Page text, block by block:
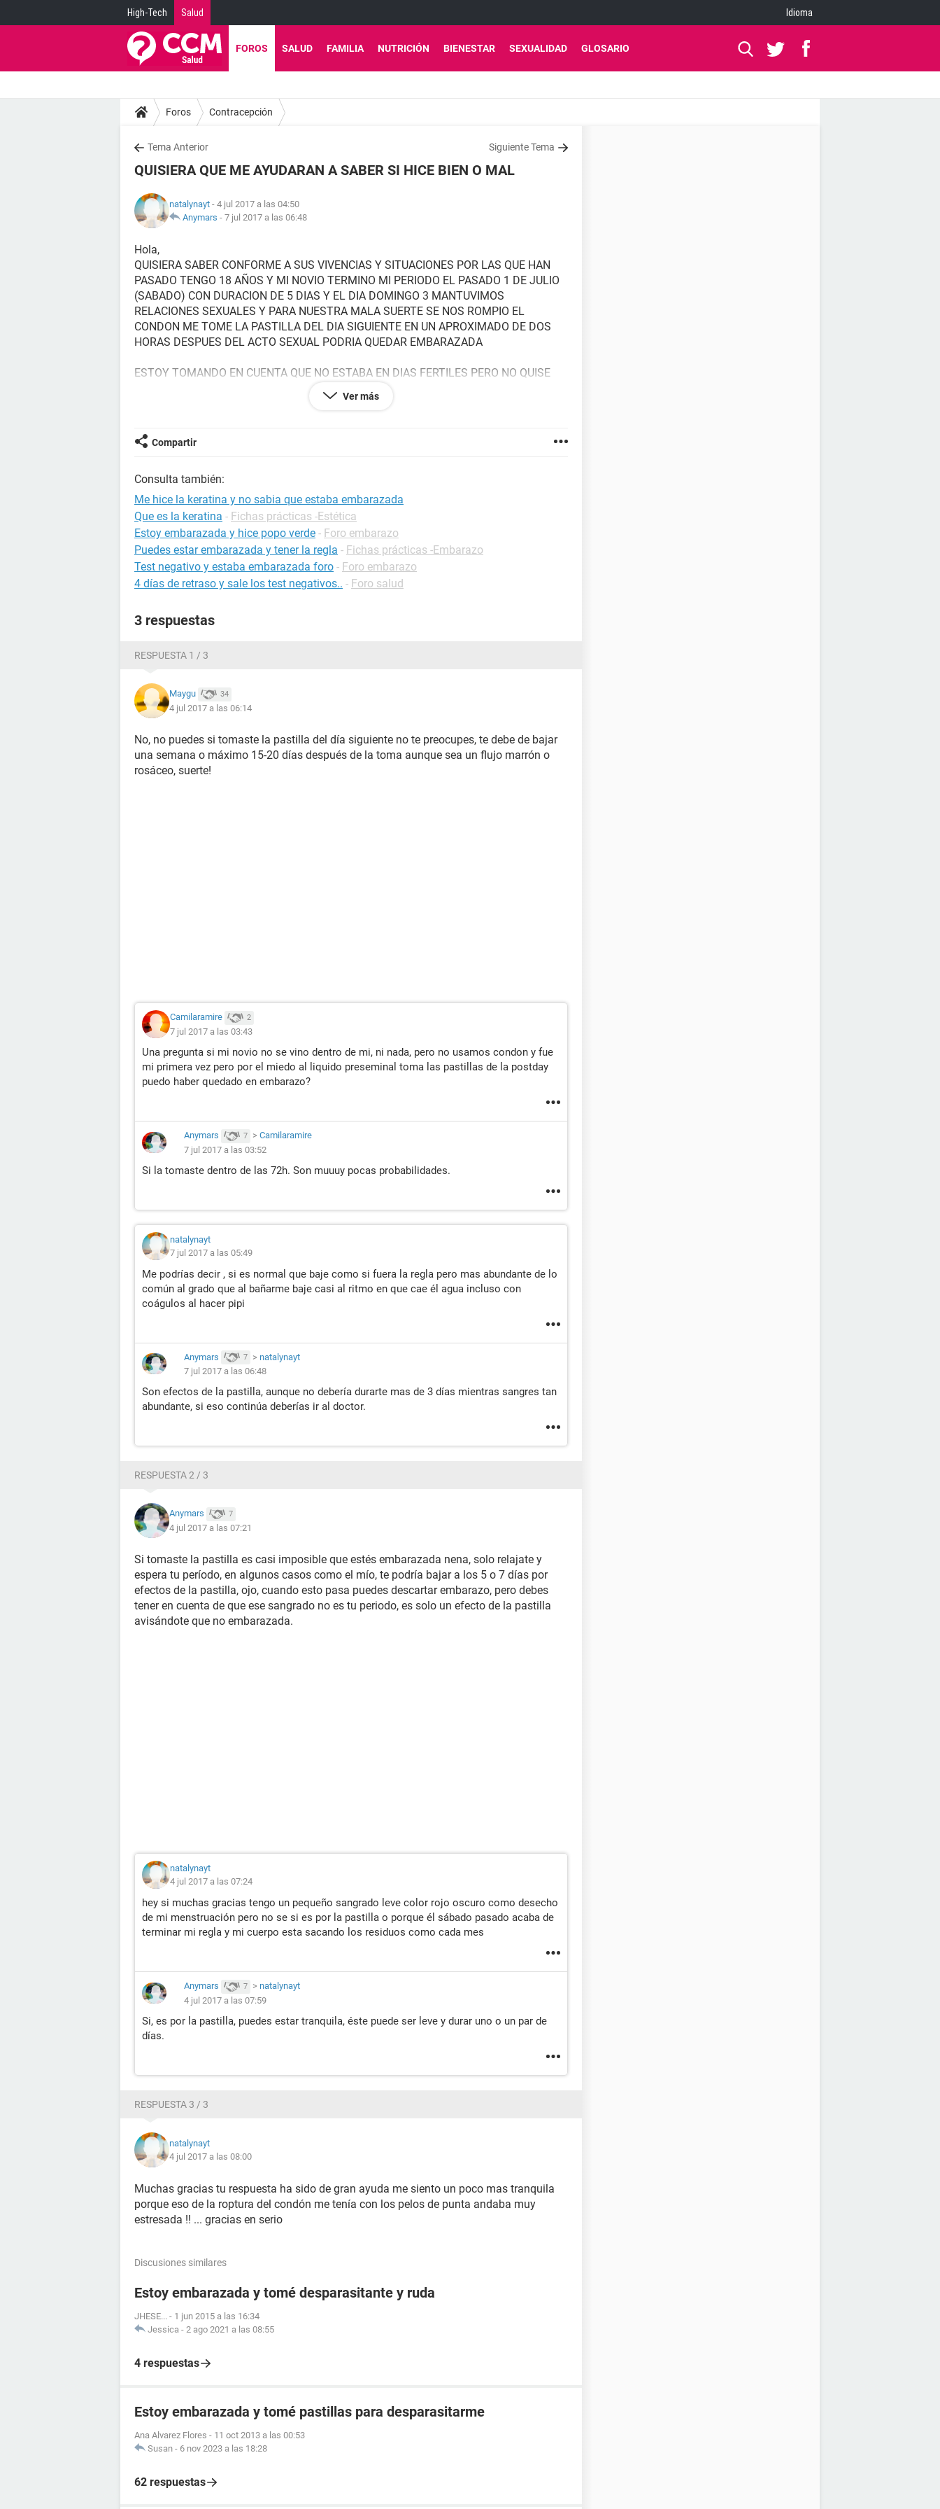
High-Tech Salud Idioma
FOROS SALUD FAMILIA NUTRICIÓN BIENESTAR SEXUALIDAD GLOSARIO
Foros Contracepción
Tema Anterior Siguiente Tema
QUISIERA QUE ME AYUDARAN A SABER SI HICE BIEN O MAL
natalynayt - 4 jul 2017 a las 04:50
Anymars - 7 jul 2017 a las 06:48
Hola,
QUISIERA SABER CONFORME A SUS VIVENCIAS Y SITUACIONES POR LAS QUE HAN
PASADO TENGO 18 AÑOS Y MI NOVIO TERMINO MI PERIODO EL PASADO 1 DE JULIO
(SABADO) CON DURACION DE 5 DIAS Y EL DIA DOMINGO 3 MANTUVIMOS
RELACIONES SEXUALES Y PARA NUESTRA MALA SUERTE SE NOS ROMPIO EL
CONDON ME TOME LA PASTILLA DEL DIA SIGUIENTE EN UN APROXIMADO DE DOS
HORAS DESPUES DEL ACTO SEXUAL PODRIA QUEDAR EMBARAZADA
ESTOY TOMANDO EN CUENTA QUE NO ESTABA EN DIAS FERTILES PERO NO QUISE
MAS ES QUE CUANDO SE ROMPIO ESTABA PENETRANDO SE SALIO Y CUANDO IBA A
ENTRAR TRONO EL PRESERVATIVO PRACTICAMENTE EN LA ENTRADA DE MI VAGINA
COMENZO A EYACULAR
Ver más
Compartir
Consulta también:
Me hice la keratina y no sabia que estaba embarazada
Que es la keratina - Fichas prácticas -Estética
Estoy embarazada y hice popo verde - Foro embarazo
Puedes estar embarazada y tener la regla - Fichas prácticas -Embarazo
Test negativo y estaba embarazada foro - Foro embarazo
4 días de retraso y sale los test negativos.. - Foro salud
3 respuestas
RESPUESTA 1 / 3
Maygu 34
4 jul 2017 a las 06:14
No, no puedes si tomaste la pastilla del día siguiente no te preocupes, te debe de bajar
una semana o máximo 15-20 días después de la toma aunque sea un flujo marrón o
rosáceo, suerte!
Camilaramire 2
7 jul 2017 a las 03:43
Una pregunta si mi novio no se vino dentro de mi, ni nada, pero no usamos condon y fue
mi primera vez pero por el miedo al liquido preseminal toma las pastillas de la postday
puedo haber quedado en embarazo?
Anymars 7 > Camilaramire
7 jul 2017 a las 03:52
Si la tomaste dentro de las 72h. Son muuuy pocas probabilidades.
natalynayt
7 jul 2017 a las 05:49
Me podrías decir , si es normal que baje como si fuera la regla pero mas abundante de lo
común al grado que al bañarme baje casi al ritmo en que cae él agua incluso con
coágulos al hacer pipi
Anymars 7 > natalynayt
7 jul 2017 a las 06:48
Son efectos de la pastilla, aunque no debería durarte mas de 3 días mientras sangres tan
abundante, si eso continúa deberías ir al doctor.
RESPUESTA 2 / 3
Anymars 7
4 jul 2017 a las 07:21
Si tomaste la pastilla es casi imposible que estés embarazada nena, solo relajate y
espera tu período, en algunos casos como el mío, te podría bajar a los 5 o 7 días por
efectos de la pastilla, ojo, cuando esto pasa puedes descartar embarazo, pero debes
tener en cuenta de que ese sangrado no es tu periodo, es solo un efecto de la pastilla
avisándote que no embarazada.
natalynayt
4 jul 2017 a las 07:24
hey si muchas gracias tengo un pequeño sangrado leve color rojo oscuro como desecho
de mi menstruación pero no se si es por la pastilla o porque él sábado pasado acaba de
terminar mi regla y mi cuerpo esta sacando los residuos como cada mes
Anymars 7 > natalynayt
4 jul 2017 a las 07:59
Si, es por la pastilla, puedes estar tranquila, éste puede ser leve y durar uno o un par de
días.
RESPUESTA 3 / 3
natalynayt
4 jul 2017 a las 08:00
Muchas gracias tu respuesta ha sido de gran ayuda me siento un poco mas tranquila
porque eso de la roptura del condón me tenía con los pelos de punta andaba muy
estresada !! ... gracias en serio
Discusiones similares
Estoy embarazada y tomé desparasitante y ruda
JHESE... - 1 jun 2015 a las 16:34
Jessica - 2 ago 2021 a las 08:55
4 respuestas
Estoy embarazada y tomé pastillas para desparasitarme
Ana Alvarez Flores - 11 oct 2013 a las 00:53
Susan - 6 nov 2023 a las 18:28
62 respuestas